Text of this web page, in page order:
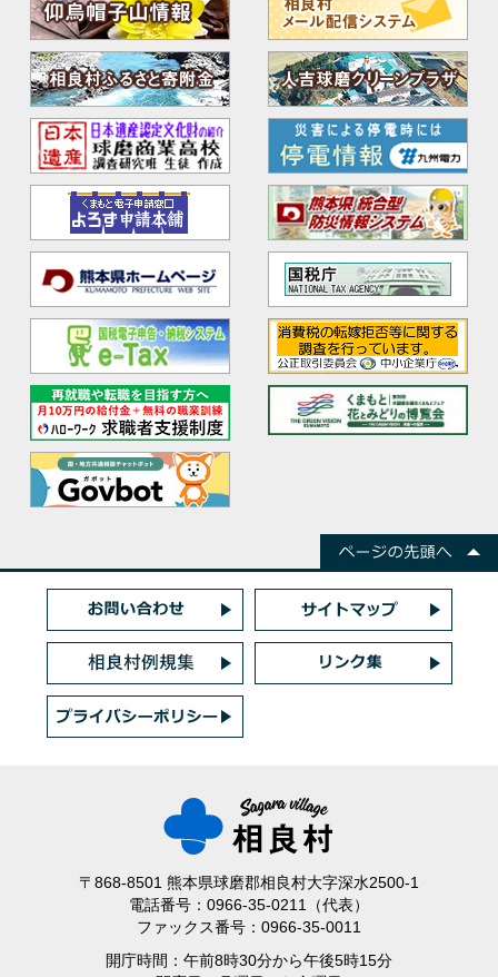
〒868-8501 熊本県球磨郡相良村大字深水2500-1
電話番号：0966-35-0211（代表）
ファックス番号：0966-35-0011
開庁時間：午前8時30分から午後5時15分